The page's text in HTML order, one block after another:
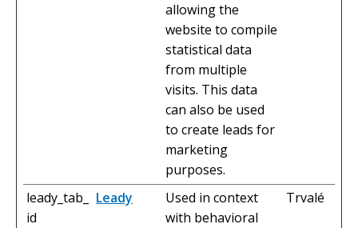
allowing the
website to compile
statistical data
from multiple
visits. This data
can also be used
to create leads for
marketing
purposes.
leady_tab_
id
Leady
Used in context
with behavioral
Trvalé